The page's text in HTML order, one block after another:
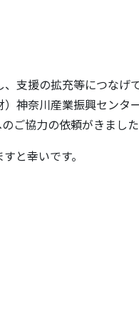
支援の拡充等につなげ
神奈川産業振興センタ
ご協力の依頼がきました
と幸いです。